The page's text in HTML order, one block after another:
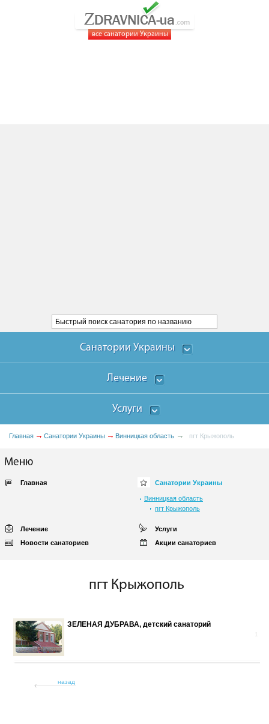
все санатории Украины
Санатории Украины
Лечение
Услуги
Главная Санатории Украины Винницкая область пгт Крыжополь
Меню
Главная Санатории Украины
Винницкая область
пгт Крыжополь
Лечение
Услуги
Новости санаториев
Акции санаториев
пгт Крыжополь
ЗЕЛЕНАЯ ДУБРАВА, детский санаторий
1
назад